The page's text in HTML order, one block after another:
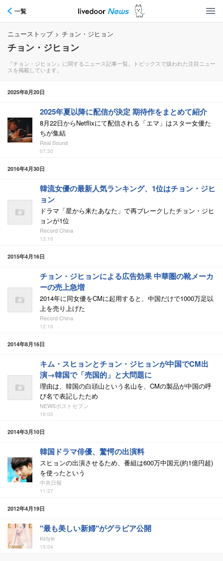
一覧
ニューストップ > チョン・ジヒョン
チョン・ジヒョン
『チョン・ジヒョン』に関するニュース記事一覧。トピックスで扱われた注目ニュー
スを掲載しています。
2025年8月20日
2025年夏以降に配信が決定 期待作をまとめて紹介
8月22日からNetflixにて配信される「エマ」はスター女優た
ちが集結
Real Sound
07:30
2016年4月30日
韓流女優の最新人気ランキング、1位はチョン・ジヒ
ョン
ドラマ「星から来たあなた」で再ブレークしたチョン・ジヒ
ョンが1位
Record China
13:10
2015年4月16日
チョン・ジヒョンによる広告効果 中華圏の靴メーカ
ーの売上急増
2014年に同女優をCMに起用すると、中国だけで1000万足以
上を売り上げた
Record China
12:10
2014年8月16日
キム・スヒョンとチョン・ジヒョンが中国でCM出
演→韓国で「売国的」と大問題に
理由は、韓国の白頭山という名山を、CMの製品が中国の呼
び名で表記したため
NEWSポストセブン
16:00
2014年3月10日
韓国ドラマ俳優、驚愕の出演料
スヒョンの出演させるため、番組は600万中国元(約1億円超)
を使ったという
中央日報
11:27
2012年4月19日
"最も美しい新婦"がグラビア公開
Kstyle
15:04